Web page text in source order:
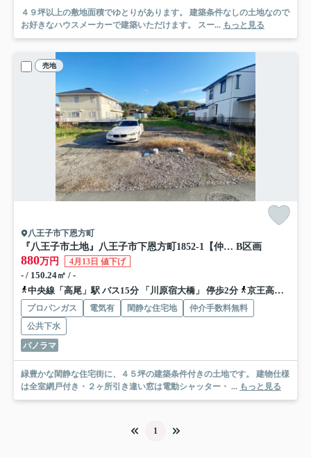
４９坪以上の敷地面積でゆとりがあります。 建築条件なしの土地なので
お好きなハウスメーカーで建築いただけます。 スー... もっと見る
売地
八王子市下恩方町
『八王子市土地』八王子市下恩方町1852-1【仲介手数料無料】 B区画
880万円 4月13日 値下げ
- / 150.24㎡ / -
中央線「高尾」駅 バス15分 「川原宿大橋」 停歩2分
京王高尾線「高尾」駅 バス15分 「川原宿大橋」 停歩2分
プロパンガス 電気有 閑静な住宅地
仲介手数料無料
公共下水
パノラマ
緑豊かな閑静な住宅街に、４５坪の建築条件付きの土地です。 建物仕様
は全室網戸付き・２ヶ所引き違い窓は電動シャッター・ ... もっと見る
1